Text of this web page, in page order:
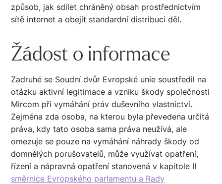
způsob, jak sdílet chráněný obsah prostřednictvím
sítě internet a obejít standardní distribuci děl.
Žádost o informace
Zadruhé se Soudní dvůr Evropské unie soustředil na
otázku aktivní legitimace a vzniku škody společnosti
Mircom při vymáhání práv duševního vlastnictví.
Zejména zda osoba, na kterou byla převedena určitá
práva, kdy tato osoba sama práva neužívá, ale
omezuje se pouze na vymáhání náhrady škody od
domnělých porušovatelů, může využívat opatření,
řízení a nápravná opatření stanovená v kapitole II
směrnice Evropského parlamentu a Rady